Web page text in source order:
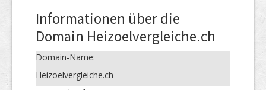
Informationen über die
Domain Heizoelvergleiche.ch
Domain-Name:
Heizoelvergleiche.ch